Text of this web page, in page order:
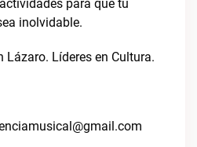
para que tu
inolvidable.
Líderes en Cultura.